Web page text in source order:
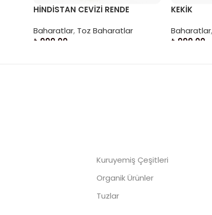
HİNDİSTAN CEVİZİ RENDE
Baharatlar, Toz Baharatlar
₺ 999,00
KEKİK
Baharatlar
₺ 999,00
Kuruyemiş Çeşitleri
Organik Ürünler
Tuzlar